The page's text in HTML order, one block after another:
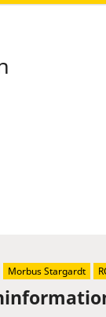
Morbus Stargardt